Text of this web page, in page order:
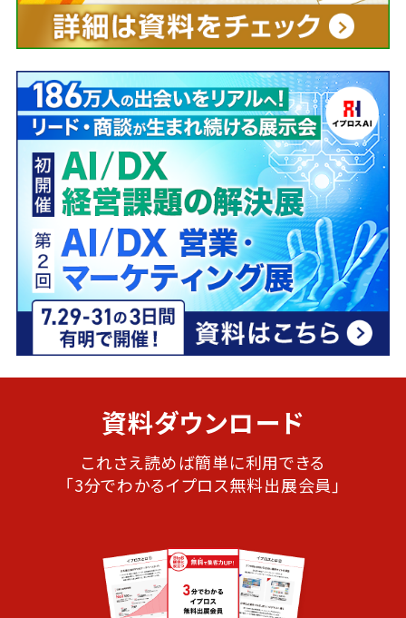
資料ダウンロード
これさえ読めば簡単に利用できる
「3分でわかるイプロス無料出展会員」